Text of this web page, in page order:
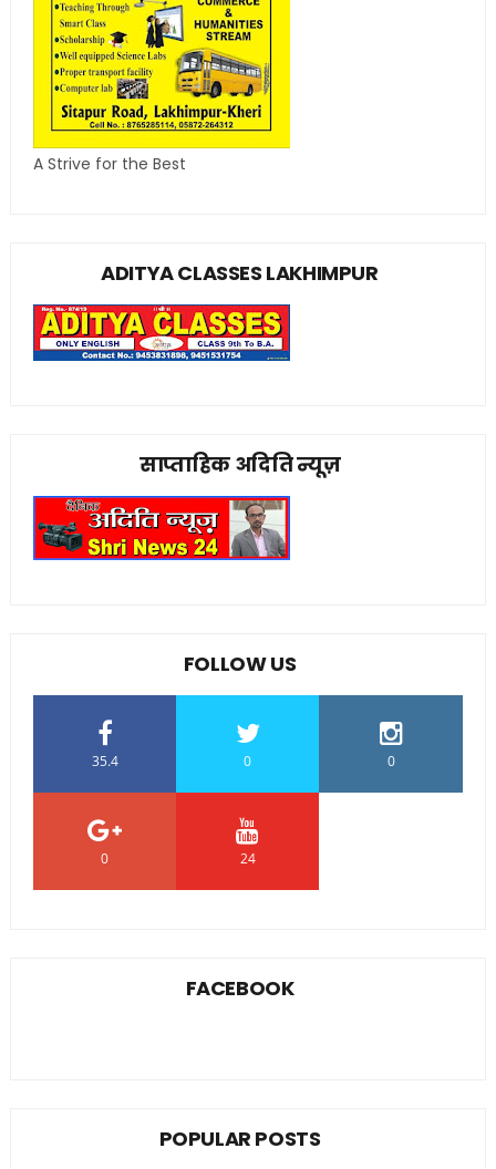
A Strive for the Best
ADITYA CLASSES LAKHIMPUR
साप्ताहिक अदिति न्यूज़
FOLLOW US
35.4 0 0
0 24
FACEBOOK
POPULAR POSTS